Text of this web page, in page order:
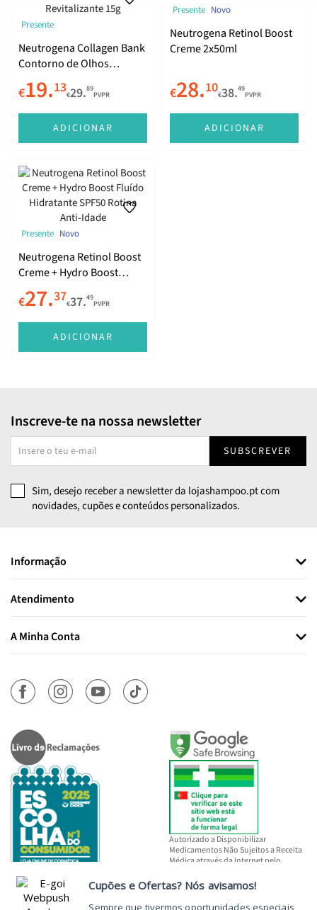
Presente
Neutrogena Collagen Bank
Contorno de Olhos
Revitalizante 15g
€19.13€29.89
PVPR
ADICIONAR
Presente Novo
Neutrogena Retinol Boost
Creme 2x50ml
€28.10€38.49
PVPR
ADICIONAR
Presente Novo
Neutrogena Retinol Boost
Creme + Hydro Boost
Fluído Hidratante SPF50
Rotina Anti-Idade
€27.37€37.49
PVPR
ADICIONAR
Inscreve-te na nossa newsletter
SUBSCREVER
Sim, desejo receber a newsletter da lojashampoo.pt com
novidades, cupões e conteúdos personalizados.
Informação
Atendimento
A Minha Conta
Autorizado a Disponibilizar
Medicamentos Não Sujeitos a Receita
Médica através da Internet pelo